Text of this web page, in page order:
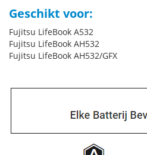
Geschikt voor:
Fujitsu LifeBook A532
Fujitsu LifeBook AH532
Fujitsu LifeBook AH532/GFX